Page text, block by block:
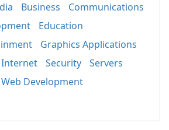
Business
Communications
Education
Graphics Applications
Internet Security
Servers
Web Development